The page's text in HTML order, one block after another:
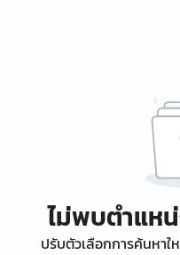
ไม่พบตำแห
ปรับตัวเลือกการค้นหา